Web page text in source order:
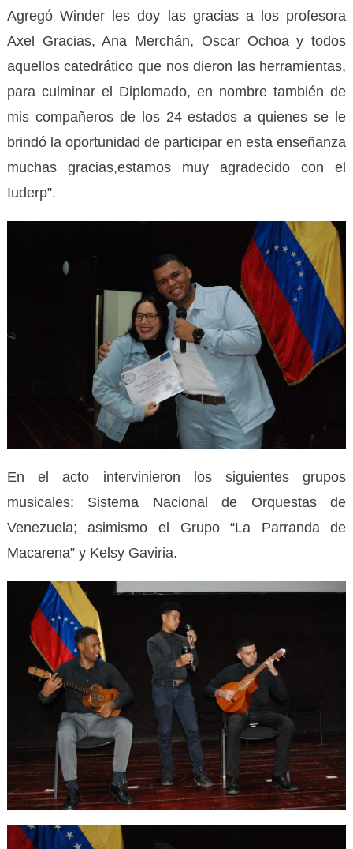
Agregó Winder les doy las gracias a los profesora
Axel Gracias, Ana Merchán, Oscar Ochoa y todos
aquellos catedrático que nos dieron las herramientas,
para culminar el Diplomado, en nombre también de
mis compañeros de los 24 estados a quienes se le
brindó la oportunidad de participar en esta enseñanza
muchas gracias,estamos muy agradecido con el
Iuderp”.
En el acto intervinieron los siguientes grupos
musicales: Sistema Nacional de Orquestas de
Venezuela; asimismo el Grupo “La Parranda de
Macarena” y Kelsy Gaviria.